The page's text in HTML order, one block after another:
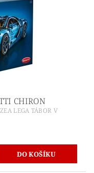
CHIRON
LEGA TÁBOR V